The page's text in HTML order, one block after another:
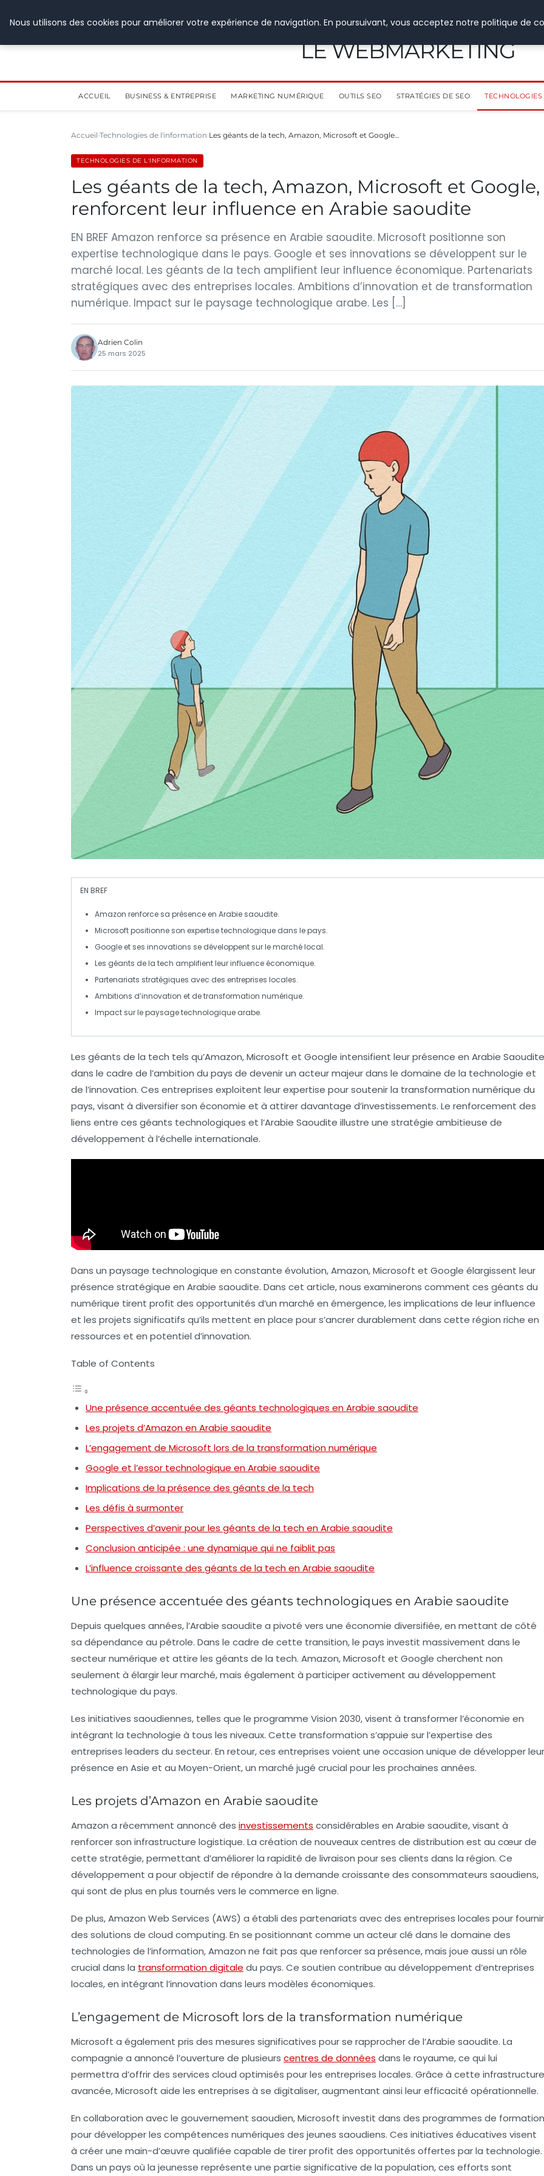
LE WEBMARKETING
ACCUEIL BUSINESS & ENTREPRISE MARKETING NUMÉRIQUE OUTILS SEO STRATÉGIES DE SEO
Accueil Technologies de l'information Les géants de la tech, Amazon, Microsoft et Google…
TECHNOLOGIES DE L'INFORMATION
Les géants de la tech, Amazon, Microsoft et Google,
renforcent leur influence en Arabie saoudite
EN BREF Amazon renforce sa présence en Arabie saoudite. Microsoft positionne son
expertise technologique dans le pays. Google et ses innovations se développent sur le
marché local. Les géants de la tech amplifient leur influence économique. Partenariats
stratégiques avec des entreprises locales. Ambitions d’innovation et de transformation
numérique. Impact sur le paysage technologique arabe. Les […]
Adrien Colin
25 mars 2025
EN BREF
Amazon renforce sa présence en Arabie saoudite.
Microsoftpositionne son expertise technologique dans le pays.
Google et ses innovations se développent sur le marché local.
Les géants de la tech amplifient leur influence économique.
Partenariats stratégiques avec des entreprises locales.
Ambitions d’innovation et detransformation numérique.
Impact sur le paysagetechnologique arabe.
Les géants de la tech tels qu’Amazon,Microsoft et Google intensifient leur présence en Arabie Saoudite
dans le cadre de l’ambition du pays de devenir un acteur majeur dans le domaine de la technologie et
de l’innovation. Ces entreprises exploitent leur expertise pour soutenir la transformation numérique du
pays, visant à diversifier son économie et à attirer davantage d’investissements. Le renforcement des
liens entre ces géants technologiques et l’Arabie Saoudite illustre une stratégie ambitieuse de
développement à l’échelle internationale.
Dans un paysage technologique en constante évolution,Amazon,Microsoft et Google élargissent leur
présence stratégique en Arabie saoudite. Dans cet article, nous examinerons comment ces géants du
numérique tirent profit des opportunités d’un marché en émergence, les implications de leur influence
et les projets significatifs qu’ils mettent en place pour s’ancrer durablement dans cette région riche en
ressources et en potentiel d’innovation.
Table of Contents
Une présence accentuée des géants technologiques en Arabie saoudite
Les projets d’Amazon en Arabie saoudite
L’engagement de Microsoft lors de la transformation numérique
Google et l’essor technologique en Arabie saoudite
Implications de la présence des géants de la tech
Les défis à surmonter
Perspectives d’avenir pour les géants de la tech en Arabie saoudite
Conclusion anticipée : une dynamique qui ne faiblit pas
L’influence croissante des géants de la tech en Arabie saoudite
Une présence accentuée des géants technologiques en Arabie saoudite
Depuis quelques années, l’Arabie saoudite a pivoté vers une économie diversifiée, en mettant de côté
sa dépendance au pétrole. Dans le cadre de cette transition, le pays investit massivement dans le
secteur numérique et attire les géants de la tech. Amazon,Microsoft et Google cherchent non
seulement à élargir leur marché, mais également à participer activement au développement
technologique du pays.
Les initiatives saoudiennes, telles que le programme Vision 2030, visent à transformer l’économie en
intégrant la technologie à tous les niveaux. Cette transformation s’appuie sur l’expertise des
entreprises leaders du secteur. En retour, ces entreprises voient une occasion unique de développer leur
présence en Asie et au Moyen-Orient, un marché jugé crucial pour les prochaines années.
Les projets d’Amazon en Arabie saoudite
Amazon a récemment annoncé des investissements considérables en Arabie saoudite, visant à
renforcer son infrastructure logistique. La création de nouveauxcentres de distribution est au cœur de
cette stratégie, permettant d’améliorer la rapidité de livraison pour ses clients dans la région. Ce
développement a pour objectif de répondre à la demande croissante des consommateurs saoudiens,
qui sont de plus en plus tournés vers le commerce en ligne.
De plus, Amazon Web Services (AWS) a établi des partenariats avec des entreprises locales pour fournir
des solutions de cloud computing. En se positionnant comme un acteur clé dans le domaine des
technologies de l’information, Amazon ne fait pas que renforcer sa présence, mais joue aussi un rôle
crucial dans la transformation digitale du pays. Ce soutien contribue au développement d’entreprises
locales, en intégrant l’innovation dans leurs modèles économiques.
L’engagement de Microsoft lors de la transformation numérique
Microsoft a également pris des mesures significatives pour se rapprocher de l’Arabie saoudite. La
compagnie a annoncé l’ouverture de plusieurs centres de données dans le royaume, ce qui lui
permettra d’offrir des services cloud optimisés pour les entreprises locales. Grâce à cette infrastructure
avancée, Microsoft aide les entreprises à se digitaliser, augmentant ainsi leur efficacité opérationnelle.
En collaboration avec le gouvernement saoudien, Microsoft investit dans des programmes de formation
pour développer les compétences numériques des jeunes saoudiens. Ces initiatives éducatives visent
à créer une main-d’œuvre qualifiée capable de tirer profit des opportunités offertes par la technologie.
Dans un pays où la jeunesse représente une partie significative de la population, ces efforts sont
Nous utilisons des cookies pour améliorer votre expérience de navigation. En poursuivant, vous acceptez notre politique de